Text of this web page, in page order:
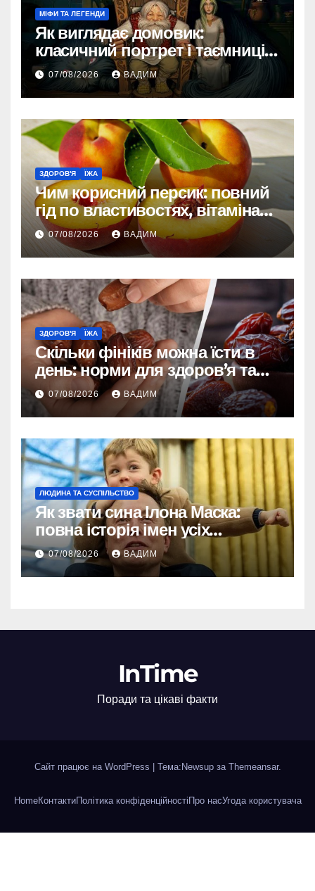
МІФИ ТА ЛЕГЕНДИ
Як виглядає домовик:
класичний портрет і таємниці
зовнішності
07/08/2026 ВАДИМ
ЗДОРОВ'Я ЇЖА
Чим корисний персик: повний
гід по властивостях, вітамінах і
впливі на організм
07/08/2026 ВАДИМ
ЗДОРОВ'Я ЇЖА
Скільки фініків можна їсти в
день: норми для здоров’я та
енергії
07/08/2026 ВАДИМ
ЛЮДИНА ТА СУСПІЛЬСТВО
Як звати сина Ілона Маска:
повна історія імен усіх
хлопчиків мільярдера
07/08/2026 ВАДИМ
InTime
Поради та цікаві факти
Сайт працює на WordPress Тема:Newsup за Themeansar.
HomeКонтактиПолітика конфіденційності Про насУгода користувача